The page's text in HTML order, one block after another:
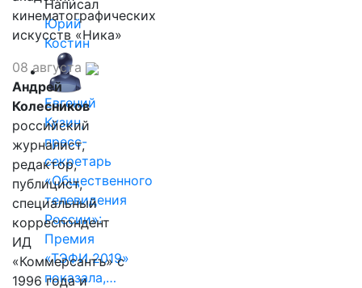
Написал
Юрий
Костин
Евгений
Кузин,
пресс-
секретарь
«Общественного
телевидения
России»:
Премия
«ТЭФИ 2019»
показала,…
кинематографических
искусств «Ника»
08 августа
Андрей
Колесников
российский
журналист,
редактор,
публицист,
специальный
корреспондент
ИД
«Коммерсантъ» с
1996 года и